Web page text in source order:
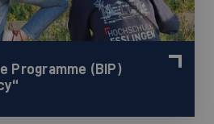
Programme (BIP)